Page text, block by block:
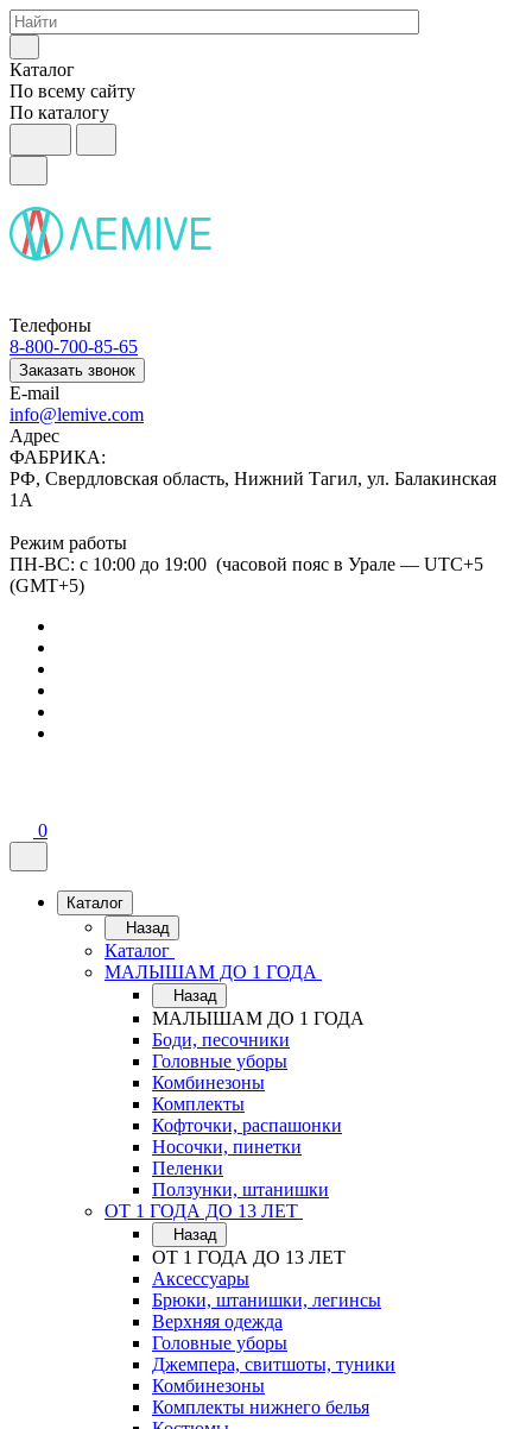
Каталог
По всему сайту
По каталогу
Телефоны
8-800-700-85-65
Заказать звонок
E-mail
info@lemive.com
Адрес
ФАБРИКА:
РФ, Свердловская область, Нижний Тагил, ул. Балакинская
1А
Режим работы
ПН-ВС: с 10:00 до 19:00 (часовой пояс в Урале — UTC+5
(GMT+5)
0
Каталог
Назад
Каталог
МАЛЫШАМ ДО 1 ГОДА
Назад
МАЛЫШАМ ДО 1 ГОДА
Боди, песочники
Головные уборы
Комбинезоны
Комплекты
Кофточки, распашонки
Носочки, пинетки
Пеленки
Ползунки, штанишки
ОТ 1 ГОДА ДО 13 ЛЕТ
Назад
ОТ 1 ГОДА ДО 13 ЛЕТ
Аксессуары
Брюки, штанишки, легинсы
Верхняя одежда
Головные уборы
Джемпера, свитшоты, туники
Комбинезоны
Комплекты нижнего белья